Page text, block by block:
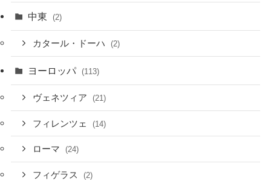
中東 (2)
カタール・ドーハ (2)
ヨーロッパ (113)
ヴェネツィア (21)
フィレンツェ (14)
ローマ (24)
フィゲラス (2)